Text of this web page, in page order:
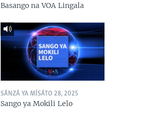
Basango na VOA Lingala
SÁNZÁ YA MÍSÁTO 28, 2025
Sango ya Mokili Lelo